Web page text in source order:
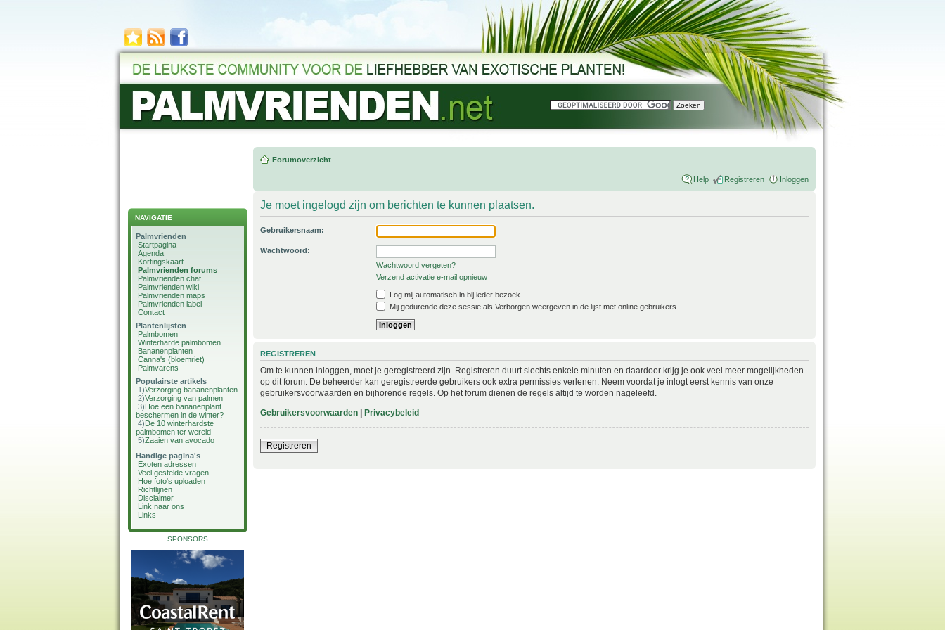
NAVIGATIE
Palmvrienden
Startpagina
Agenda
Kortingskaart
Palmvrienden forums
Palmvrienden chat
Palmvrienden wiki
Palmvrienden maps
Palmvrienden label
Contact
Plantenlijsten
Palmbomen
Winterharde palmbomen
Bananenplanten
Canna's (bloemriet)
Palmvarens
Populairste artikels
1)Verzorging bananenplanten
2)Verzorging van palmen
3)Hoe een bananenplant
beschermen in de winter?
4)De 10 winterhardste
palmbomen ter wereld
5)Zaaien van avocado
Handige pagina's
Exoten adressen
Veel gestelde vragen
Hoe foto's uploaden
Richtlijnen
Disclaimer
Link naar ons
Links
SPONSORS
Forumoverzicht
Help Registreren Inloggen
Je moet ingelogd zijn om berichten te kunnen plaatsen.
Gebruikersnaam:
Wachtwoord:
Wachtwoord vergeten?
Verzend activatie e-mail opnieuw
Log mij automatisch in bij ieder bezoek.
Mij gedurende deze sessie als Verborgen weergeven in de lijst met online gebruikers.
REGISTREREN
Om te kunnen inloggen, moet je geregistreerd zijn. Registreren duurt slechts enkele minuten en daardoor krijg je ook veel meer mogelijkheden
op dit forum. De beheerder kan geregistreerde gebruikers ook extra permissies verlenen. Neem voordat je inlogt eerst kennis van onze
gebruikersvoorwaarden en bijhorende regels. Op het forum dienen de regels altijd te worden nageleefd.
Gebruikersvoorwaarden | Privacybeleid
Registreren